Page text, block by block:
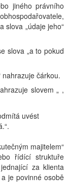
jiného právního
slova „údaje jeho“
slova „a to pokud
nahrazuje čárkou.
slovem „ ,
uvést
majitelem“
řídící struktuře
za klienta
je povinné osobě